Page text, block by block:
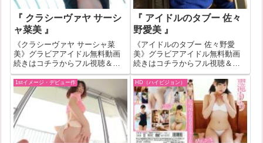
『 クラシーヴァヤ サーシ
ャ菜美 』
《クラシーヴァヤ サーシャ菜
美》グラビアアイドル無料動画
続きはコチラからフル視聴＆ダ
ウンロードはコチラへ『クラシ
ーヴァヤ サーシャ菜美』の作品
IDが372327のグラビアアイドル
無料動画紹介！一部作品はお試
し無料動画が見れない場合もあ
ります...
『 アイドルのタブー 佐々
野愛美 』
《アイドルのタブー 佐々野愛
美》グラビアアイドル無料動画
続きはコチラからフル視聴＆ダ
ウンロードはコチラへ『アイド
ルのタブー 佐々野愛美』の作品
IDが377484のグラビアアイドル
無料動画紹介！一部作品はお試
し無料動画が見れない場合もあ
ります...
1stイメージ・デビュー作 HD（ハイビジョン）